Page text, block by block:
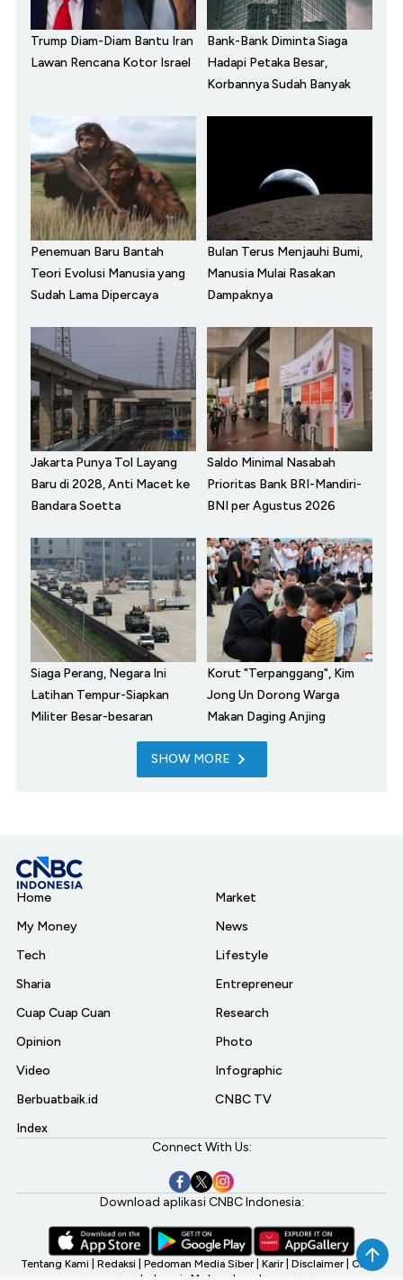
Trump Diam-Diam Bantu Iran
Lawan Rencana Kotor Israel
Bank-Bank Diminta Siaga
Hadapi Petaka Besar,
Korbannya Sudah Banyak
Penemuan Baru Bantah
Teori Evolusi Manusia yang
Sudah Lama Dipercaya
Bulan Terus Menjauhi Bumi,
Manusia Mulai Rasakan
Dampaknya
Jakarta Punya Tol Layang
Baru di 2028, Anti Macet ke
Bandara Soetta
Saldo Minimal Nasabah
Prioritas Bank BRI-Mandiri-
BNI per Agustus 2026
Siaga Perang, Negara Ini
Latihan Tempur-Siapkan
Militer Besar-besaran
Korut "Terpanggang", Kim
Jong Un Dorong Warga
Makan Daging Anjing
SHOW MORE
Home
My Money
Tech
Sharia
Cuap Cuap Cuan
Opinion
Video
Berbuatbaik.id
Index
Market
News
Lifestyle
Entrepreneur
Research
Photo
Infographic
CNBC TV
Connect With Us:
Download aplikasi CNBC Indonesia:
Tentang Kami Redaksi Pedoman Media Siber Karir Disclaimer CNBC